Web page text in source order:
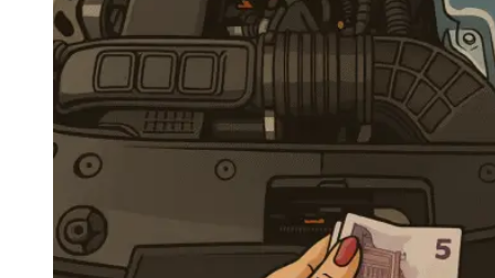
Navigatie Duster 2011
Navigatie Duster 2019
Audi
Navigatie Audi A3 8p
Navigatie Audi A4
Navigatie Audi A4 B6
Navigatie Audi A4 B7
Navigatie Audi A4 B8
Navigatie Audi A5
Navigatie Audi A6 C5
Navigatie Audi A6 C6
Navigatie Audi A6 C7
Navigatie Audi Q5